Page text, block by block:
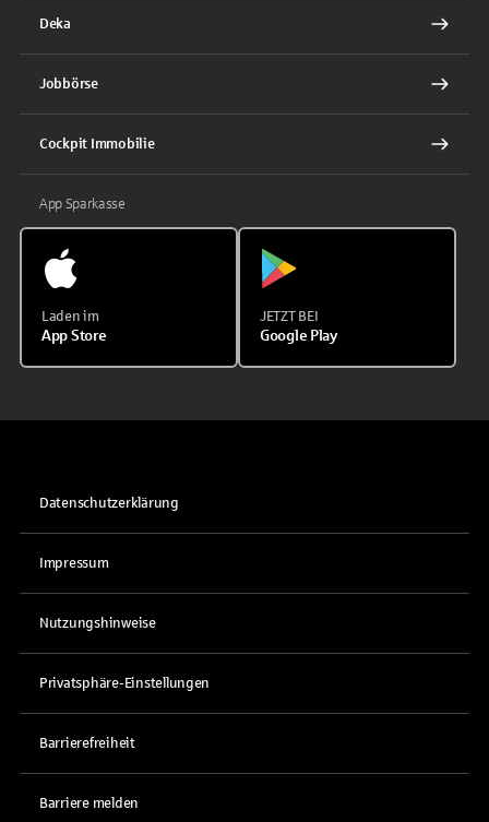
Deka
Jobbörse
Cockpit Immobilie
App Sparkasse
Laden im
App Store
JETZT BEI
Google Play
Datenschutzerklärung
Impressum
Nutzungshinweise
Privatsphäre-Einstellungen
Barrierefreiheit
Barriere melden